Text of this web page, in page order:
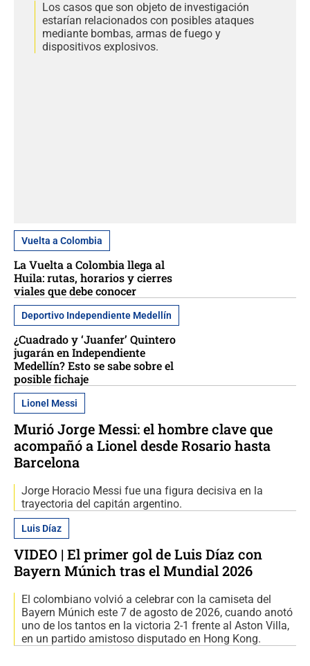
Los casos que son objeto de investigación
estarían relacionados con posibles ataques
mediante bombas, armas de fuego y
dispositivos explosivos.
Vuelta a Colombia
La Vuelta a Colombia llega al
Huila: rutas, horarios y cierres
viales que debe conocer
Deportivo Independiente Medellín
¿Cuadrado y ‘Juanfer’ Quintero
jugarán en Independiente
Medellín? Esto se sabe sobre el
posible fichaje
Lionel Messi
Murió Jorge Messi: el hombre clave que
acompañó a Lionel desde Rosario hasta
Barcelona
Jorge Horacio Messi fue una figura decisiva en la
trayectoria del capitán argentino.
Luis Díaz
VIDEO | El primer gol de Luis Díaz con
Bayern Múnich tras el Mundial 2026
El colombiano volvió a celebrar con la camiseta del
Bayern Múnich este 7 de agosto de 2026, cuando anotó
uno de los tantos en la victoria 2-1 frente al Aston Villa,
en un partido amistoso disputado en Hong Kong.